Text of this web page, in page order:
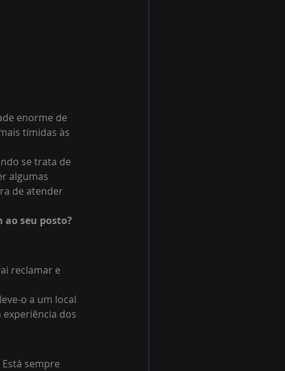
enorme de
tímidas às
se trata de
algumas
de atender
seu posto?
reclamar e
o a um local
dos
sempre